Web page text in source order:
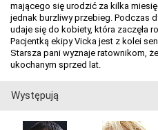
mającego się urodzić za kilka
jednak burzliwy przebieg. Podczas
udaje się do kobiety, która zaczęła
Pacjentką ekipy Vicka jest z kolei
Starsza pani wyznaje ratownikom,
ukochanym sprzed lat.
Występują